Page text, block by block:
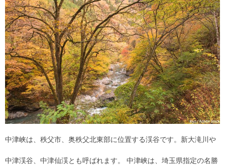
中津峡は、秩父市、奥秩父北東部に位置する渓谷です。新大滝川や
中津渓谷、中津仙渓とも呼ばれます。 中津峡は、埼玉県指定の名勝